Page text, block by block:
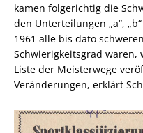
kamen folgerichtig die
den Unterteilungen „a“,
1961 alle bis dato
Schwierigkeitsgrad waren,
Liste der Meisterwege
Veränderungen, erklärt